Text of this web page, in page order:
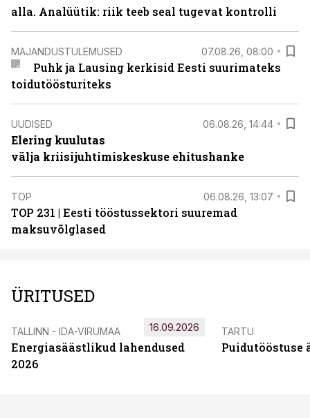
alla. Analüütik: riik teeb seal tugevat kontrolli
MAJANDUSTULEMUSED 07.08.26, 08:00
Puhk ja Lausing kerkisid Eesti suurimateks
toidutöösturiteks
UUDISED 06.08.26, 14:44
Elering kuulutas
välja kriisijuhtimiskeskuse ehitushanke
TOP 06.08.26, 13:07
TOP 231 | Eesti tööstussektori suuremad
maksuvõlglased
ÜRITUSED
TALLINN - IDA-VIRUMAA
Energiasäästlikud lahendused
2026
16.09.2026 TARTU
Puidutööstuse